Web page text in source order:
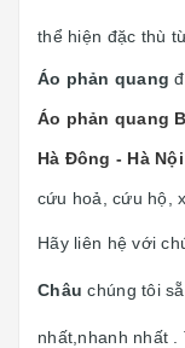
thể hiện đặc thù
Áo phản quang
Áo phản quang
Hà Đông - Hà Nội
cứu hoả, cứu hộ,
Hãy liên hệ với
Châu chúng tôi
nhất,nhanh nhất .